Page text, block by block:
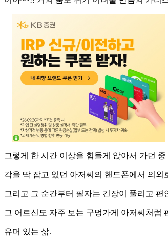
그렇게 한 시간 이상을 힘들게 앉아서 가던
각을 딱 잡고 있던 아저씨의 핸드폰에서 의외
그리고 그 순간부터 필자는 긴장이 풀리고 편
그 어르신도 자주 보는 구멍가게 아저씨처럼
유머 있는 삶.